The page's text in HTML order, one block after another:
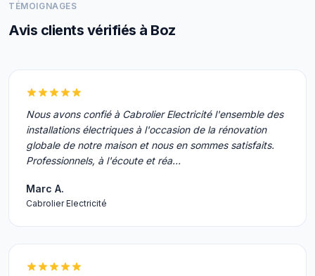
TÉMOIGNAGES
Avis clients vérifiés à Boz
Nous avons confié à Cabrolier Electricité l'ensemble des
installations électriques à l'occasion de la rénovation
globale de notre maison et nous en sommes satisfaits.
Professionnels, à l'écoute et réa…
Marc A.
Cabrolier Electricité